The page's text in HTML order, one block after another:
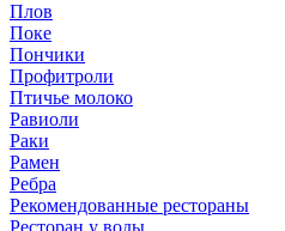
Плов
Поке
Пончики
Профитроли
Птичье молоко
Равиоли
Раки
Рамен
Ребра
Рекомендованные рестораны
Ресторан у воды